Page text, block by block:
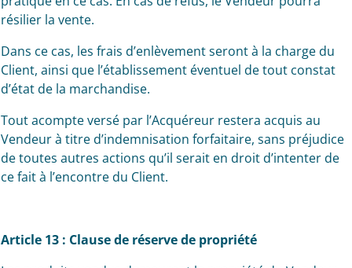
résilier la vente.
Dans ce cas, les frais d’enlèvement seront à la charge du
Client, ainsi que l’établissement éventuel de tout constat
d’état de la marchandise.
Tout acompte versé par l’Acquéreur restera acquis au
Vendeur à titre d’indemnisation forfaitaire, sans préjudice
de toutes autres actions qu’il serait en droit d’intenter de
ce fait à l’encontre du Client.
Article 13 : Clause de réserve de propriété